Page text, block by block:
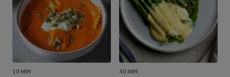
10 MIN 40 MIN